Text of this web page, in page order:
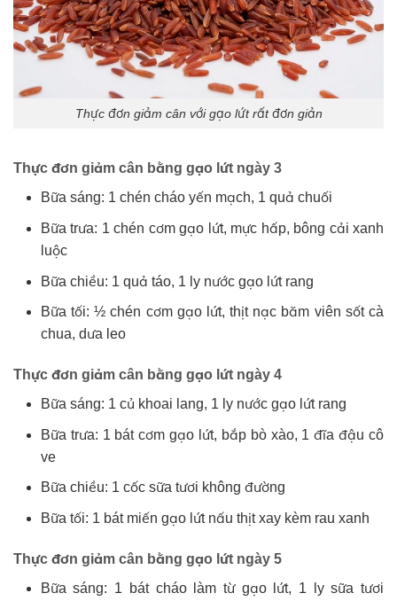
Thực đơn giảm cân với gạo lứt rất đơn giản
Thực đơn giảm cân bằng gạo lứt ngày 3
Bữa sáng: 1 chén cháo yến mạch, 1 quả chuối
Bữa trưa: 1 chén cơm gạo lứt, mực hấp, bông cải xanh
luộc
Bữa chiều: 1 quả táo, 1 ly nước gạo lứt rang
Bữa tối: ½ chén cơm gạo lứt, thịt nạc băm viên sốt cà
chua, dưa leo
Thực đơn giảm cân bằng gạo lứt ngày 4
Bữa sáng: 1 củ khoai lang, 1 ly nước gạo lứt rang
Bữa trưa: 1 bát cơm gạo lứt, bắp bò xào, 1 đĩa đậu cô
ve
Bữa chiều: 1 cốc sữa tươi không đường
Bữa tối: 1 bát miến gạo lứt nấu thịt xay kèm rau xanh
Thực đơn giảm cân bằng gạo lứt ngày 5
Bữa sáng: 1 bát cháo làm từ gạo lứt, 1 ly sữa tươi